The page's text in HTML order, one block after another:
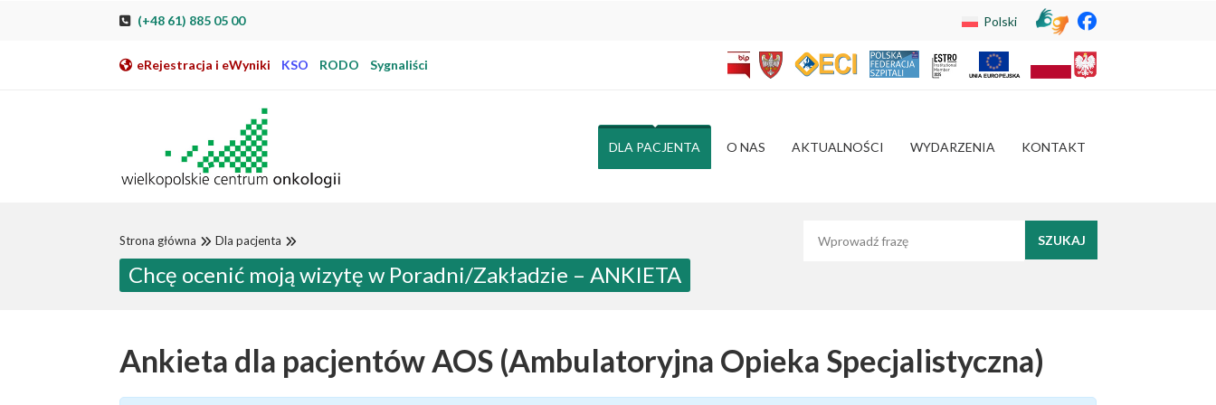
Przeskocz do nawigacji
Przeskocz do treści
Przeskocz do stopki
Przejdź do mapy strony
Przejdź do elektronicznej rejestracji pacjenta
(+48 61) 885 05 00 Polski
eRejestracja i eWyniki KSO RODO Sygnaliści
DLA PACJENTA O NAS AKTUALNOŚCI WYDARZENIA KONTAKT
Strona główna Dla pacjenta
Chcę ocenić moją wizytę w Poradni/Zakładzie – ANKIETA
Ankieta dla pacjentów AOS (Ambulatoryjna Opieka Specjalistyczna)
Podstawowe informacje